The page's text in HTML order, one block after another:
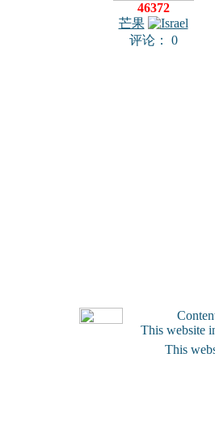
46372
芒果
评论： 0
This website
This